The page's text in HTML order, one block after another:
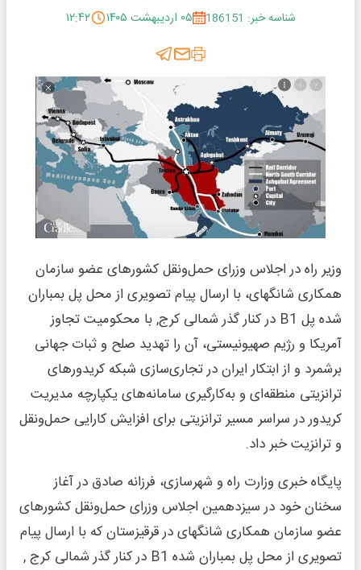
شناسه خبر: 186151
۰۵ اردیبهشت ۱۴۰۵ ۱۲:۴۲
وزیر راه در اجلاس وزرای حمل‌ونقل کشورهای عضو سازمان
همکاری شانگهای، با ارسال پیام تصویری از محل پل بمباران
شده پل B1 در کنار گذر شمالی کرج, با محکومیت تجاوز
آمریکا و رژیم صهیونیستی، آن را تهدید صلح و ثبات جهانی
برشمرد و از ابتکار ایران در تجاری‌سازی شبکه کریدورهای
ترانزیتی منطقه‌ای و به‌کارگیری سامانه‌های یکپارچه مدیریت
کریدور در سراسر مسیر ترانزیتی برای افزایش کارایی حمل‌ونقل
و ترانزیت خبر داد.
پایگاه خبری وزارت راه و شهرسازی، فرزانه صادق در آغاز
سخنان خود در سیزدهمین اجلاس وزرای حمل‌ونقل کشورهای
عضو سازمان همکاری شانگهای در قرقیزستان که با ارسال پیام
تصویری از محل پل بمباران شده B1 در کنار گذر شمالی کرج ,